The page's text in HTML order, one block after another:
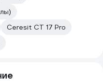
Ceresit CT 17 Pro